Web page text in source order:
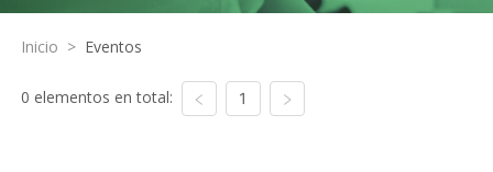
Inicio > Eventos
0 elementos en total: 1